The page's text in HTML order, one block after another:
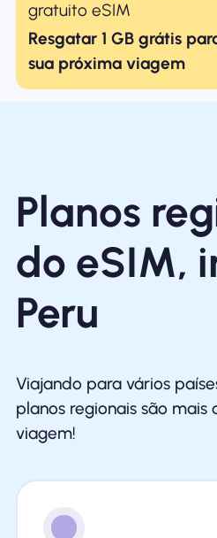
gratuito eSIM
Resgatar 1 GB grátis
sua próxima viagem
Planos
do eSIM,
Peru
Viajando para vários
planos regionais são
viagem!